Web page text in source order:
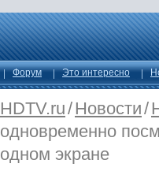
Форум Это интересно
HDTV.ru/Новости/
одновременно
одном экране